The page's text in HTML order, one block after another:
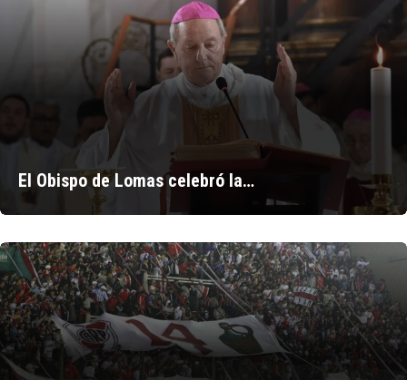
El Obispo de Lomas celebró la…